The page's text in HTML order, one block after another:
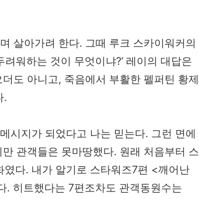
살아가려 한다. 그때 루크 스카이워커의
려워하는 것이 무엇이냐?’ 레이의 대답은
도 아니고 , 죽음에서 부활한 펠퍼틴 황제
.
시지가 되었다고 나는 믿는다. 그런 면에
만 관객들은 못마땅했다. 원래 처음부터 스
였다. 내가 알기로 스타워즈7편 <깨어난
. 히트했다는 7편조차도 관객동원수는